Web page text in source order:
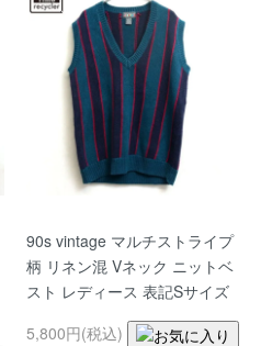
90s vintage マルチストライプ
柄 リネン混 Vネック ニットベ
スト レディース 表記Sサイズ
5,800円(税込)